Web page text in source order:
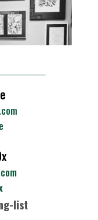
le cri – mais
list